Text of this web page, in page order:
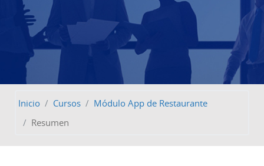
Inicio Cursos
Módulo App de Restaurante
Resumen